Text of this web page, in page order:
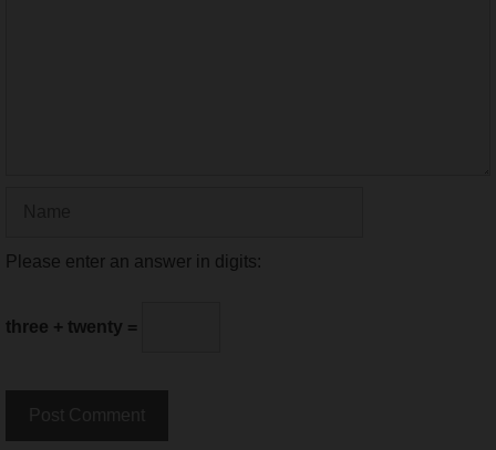
Please enter an answer in digits:
three + twenty =